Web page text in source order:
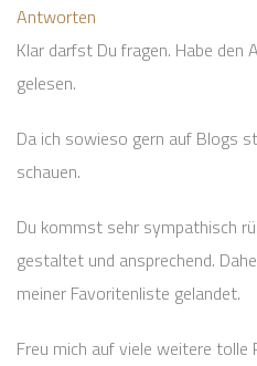
Antworten
Klar darfst Du fragen. Habe den
gelesen.
Da ich sowieso gern auf Blogs
schauen.
Du kommst sehr sympathisch
gestaltet und ansprechend.
meiner Favoritenliste gelandet.
Freu mich auf viele weitere tolle